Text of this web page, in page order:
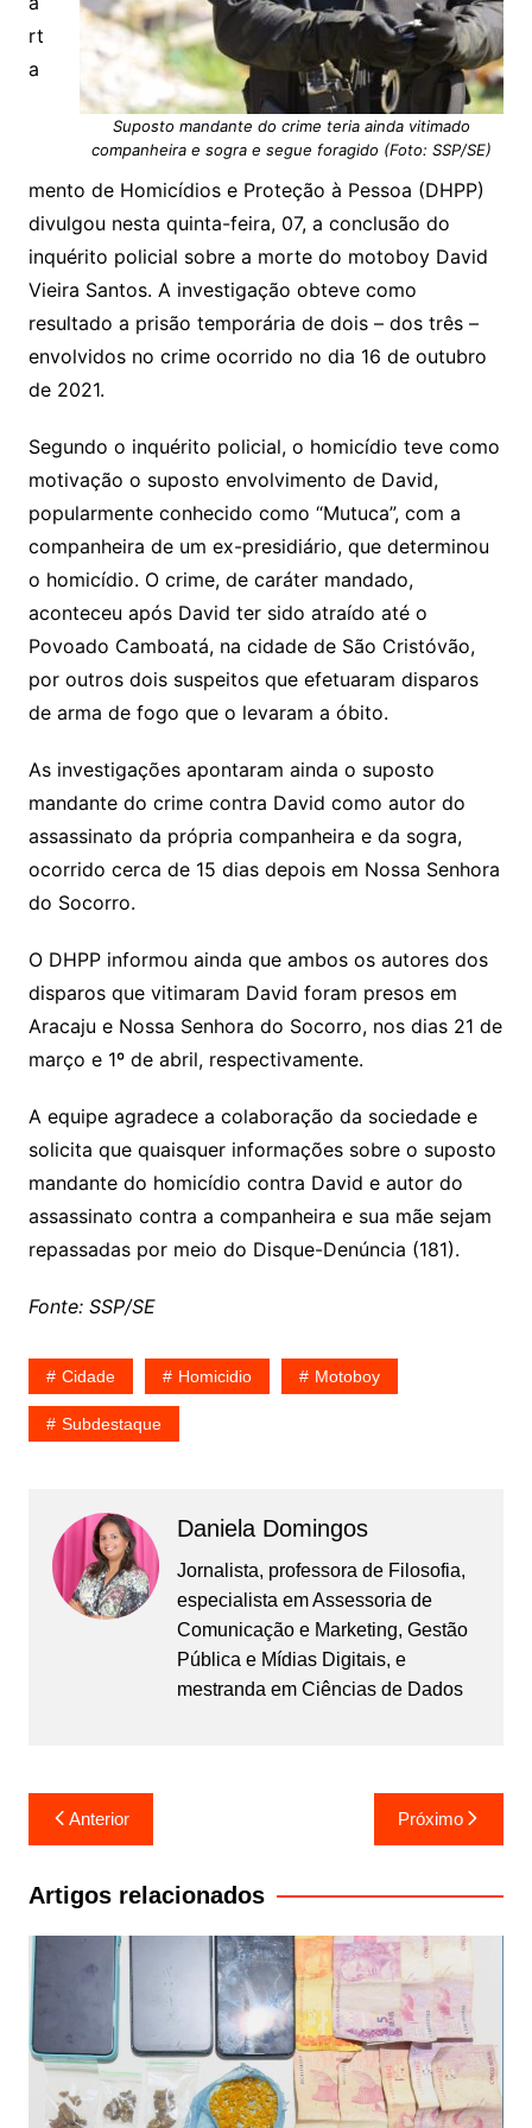
Suposto mandante do crime teria ainda vitimado
companheira e sogra e segue foragido (Foto: SSP/SE)
rt
a
mento de Homicídios e Proteção à Pessoa (DHPP)
divulgou nesta quinta-feira, 07, a conclusão do
inquérito policial sobre a morte do motoboy David
Vieira Santos. A investigação obteve como
resultado a prisão temporária de dois – dos três –
envolvidos no crime ocorrido no dia 16 de outubro
de 2021.
Segundo o inquérito policial, o homicídio teve como
motivação o suposto envolvimento de David,
popularmente conhecido como “Mutuca”, com a
companheira de um ex-presidiário, que determinou
o homicídio. O crime, de caráter mandado,
aconteceu após David ter sido atraído até o
Povoado Camboatá, na cidade de São Cristóvão,
por outros dois suspeitos que efetuaram disparos
de arma de fogo que o levaram a óbito.
As investigações apontaram ainda o suposto
mandante do crime contra David como autor do
assassinato da própria companheira e da sogra,
ocorrido cerca de 15 dias depois em Nossa Senhora
do Socorro.
O DHPP informou ainda que ambos os autores dos
disparos que vitimaram David foram presos em
Aracaju e Nossa Senhora do Socorro, nos dias 21 de
março e 1º de abril, respectivamente.
A equipe agradece a colaboração da sociedade e
solicita que quaisquer informações sobre o suposto
mandante do homicídio contra David e autor do
assassinato contra a companheira e sua mãe sejam
repassadas por meio do Disque-Denúncia (181).
Fonte: SSP/SE
Cidade Homicidio Motoboy
Subdestaque
Daniela Domingos
Jornalista, professora de Filosofia,
especialista em Assessoria de
Comunicação e Marketing, Gestão
Pública e Mídias Digitais, e
mestranda em Ciências de Dados
Navegação
de
Post
Anterior Próximo
Artigos relacionados